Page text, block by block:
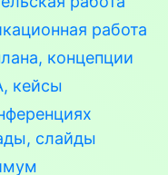
работа
концепции
кейсы
слайды